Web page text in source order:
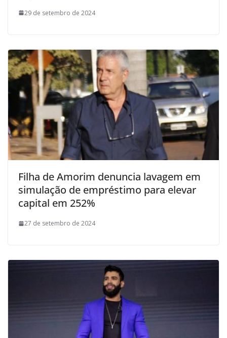
29 de setembro de 2024
Filha de Amorim denuncia lavagem em
simulação de empréstimo para elevar
capital em 252%
27 de setembro de 2024